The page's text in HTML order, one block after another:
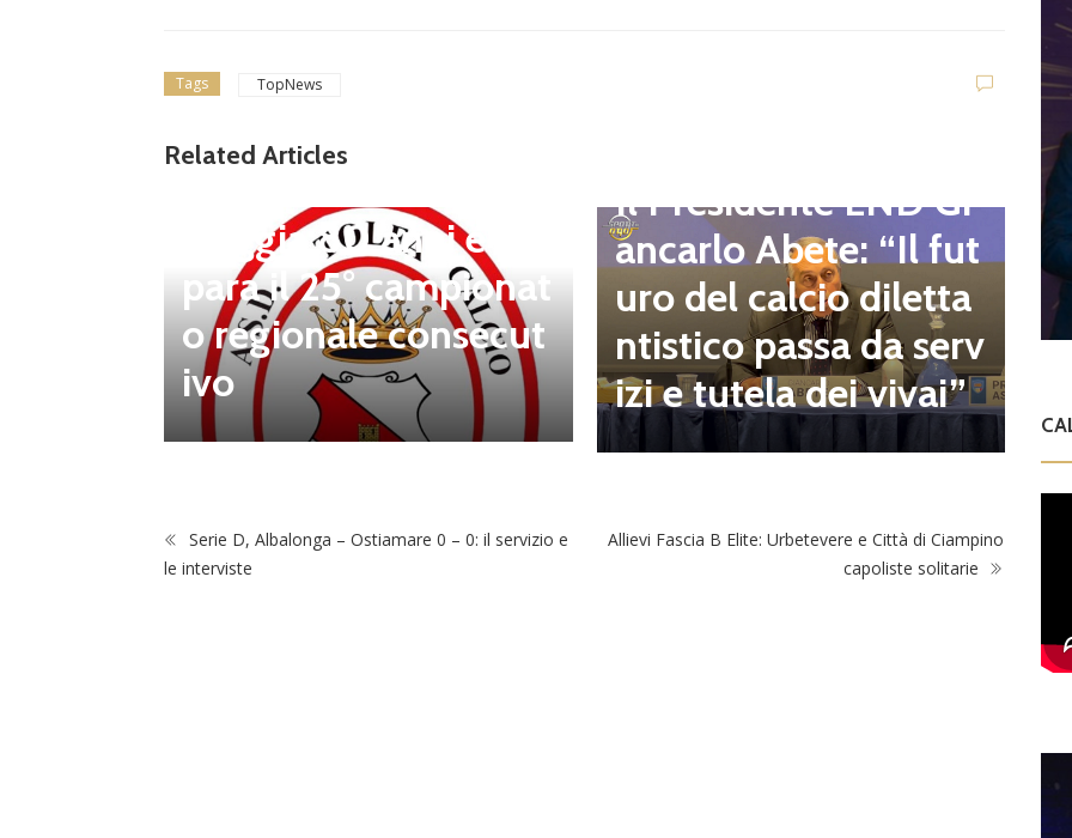
Tags TopNews
Related Articles
news in primo piano
Tolfa, una stagione d
steggia 80 anni e pre
para il 25° campionat
o regionale consecut
ivo
Il Presidente LND Gi
ancarlo Abete: “Il fut
uro del calcio diletta
ntistico passa da serv
izi e tutela dei vivai”
Serie D, Albalonga – Ostiamare 0 – 0: il servizio e
le interviste
Allievi Fascia B Elite: Urbetevere e Città di Ciampino
capoliste solitarie